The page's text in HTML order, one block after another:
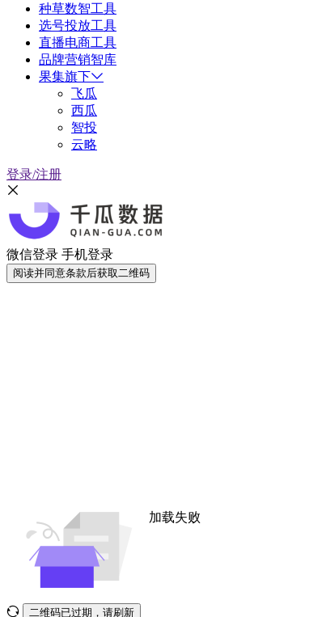
种草数智工具
选号投放工具
直播电商工具
品牌营销智库
果集旗下
飞瓜
西瓜
智投
云略
登录/注册
微信登录 手机登录
阅读并同意条款后获取二维码
加载失败
二维码已过期，请刷新